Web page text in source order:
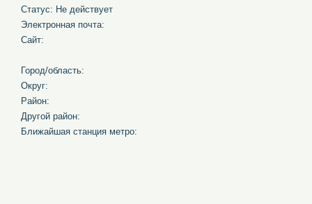
Статус: Не действует
Электронная почта:
Сайт:
Город/область:
Округ:
Район:
Другой район:
Ближайшая станция метро: